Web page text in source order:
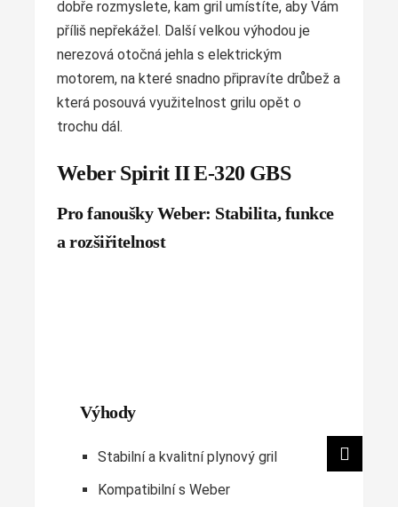
dobře rozmyslete, kam gril umístíte, aby Vám
příliš nepřekážel. Další velkou výhodou je
nerezová otočná jehla s elektrickým
motorem, na které snadno připravíte drůbež a
která posouvá využitelnost grilu opět o
trochu dál.
Weber Spirit II E-320 GBS
Pro fanoušky Weber: Stabilita, funkce
a rozšiřitelnost
Výhody
Stabilní a kvalitní plynový gril
Kompatibilní s Weber